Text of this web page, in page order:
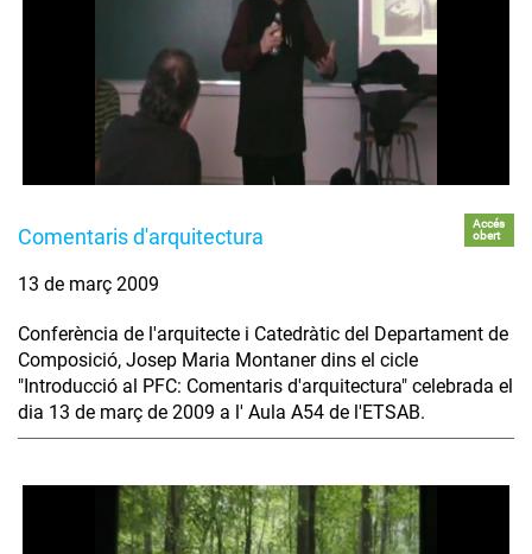
Comentaris d'arquitectura
Accés
obert
13 de març 2009
Conferència de l'arquitecte i Catedràtic del Departament de
Composició, Josep Maria Montaner dins el cicle
"Introducció al PFC: Comentaris d'arquitectura" celebrada el
dia 13 de març de 2009 a l' Aula A54 de l'ETSAB.